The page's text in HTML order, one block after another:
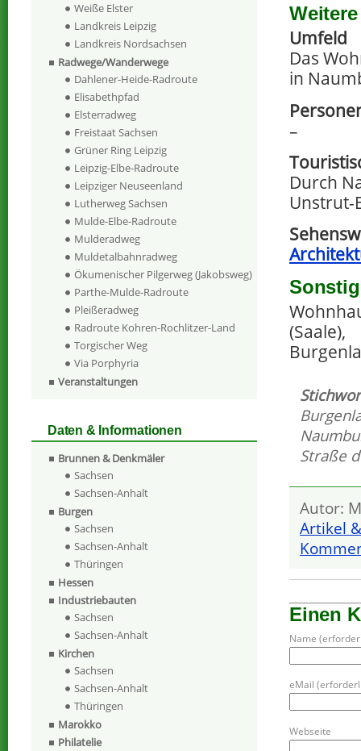
Umfeld
Das
in
–
Durch
Unstrut-
(Saale),
Straße
Autor:
Artikel
Einen
Name
eMail
Webseite
Weiße Elster
Landkreis Leipzig
Landkreis Nordsachsen
Radwege/Wanderwege
Dahlener-Heide-Radroute
Elisabethpfad
Elsterradweg
Freistaat Sachsen
Grüner Ring Leipzig
Leipzig-Elbe-Radroute
Leipziger Neuseenland
Lutherweg Sachsen
Mulde-Elbe-Radroute
Mulderadweg
Muldetalbahnradweg
Ökumenischer Pilgerweg (Jakobsweg)
Parthe-Mulde-Radroute
Pleißeradweg
Radroute Kohren-Rochlitzer-Land
Torgischer Weg
Via Porphyria
Veranstaltungen
Daten & Informationen
Brunnen & Denkmäler
Sachsen
Sachsen-Anhalt
Burgen
Sachsen
Sachsen-Anhalt
Thüringen
Hessen
Industriebauten
Sachsen
Sachsen-Anhalt
Kirchen
Sachsen
Sachsen-Anhalt
Thüringen
Marokko
Philatelie